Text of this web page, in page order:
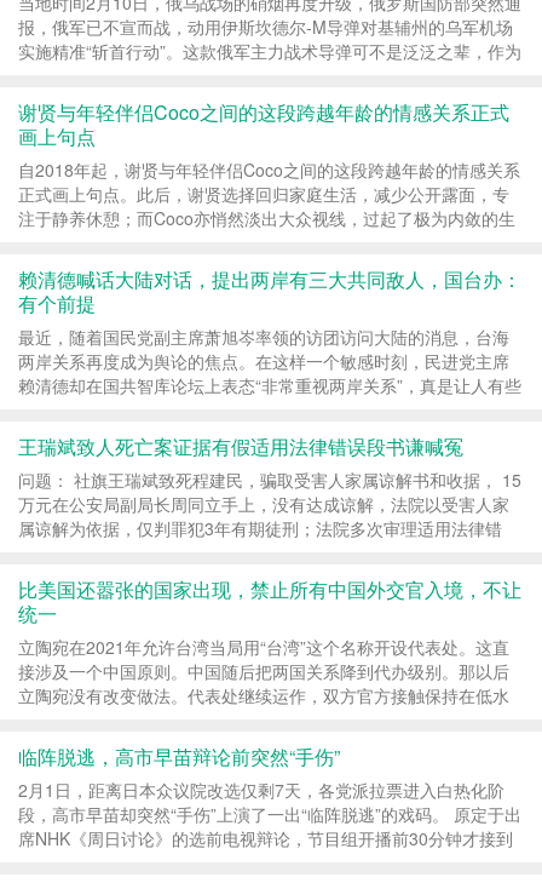
报，俄军已不宣而战，动用伊斯坎德尔-M导弹对基辅州的乌军机场
实施精准“斩首行动”。这款俄军主力战术导弹可不是泛泛之辈，作为
谢贤与年轻伴侣Coco之间的这段跨越年龄的情感关系正式
画上句点
自2018年起，谢贤与年轻伴侣Coco之间的这段跨越年龄的情感关系
正式画上句点。此后，谢贤选择回归家庭生活，减少公开露面，专
注于静养休憩；而Coco亦悄然淡出大众视线，过起了极为内敛的生
赖清德喊话大陆对话，提出两岸有三大共同敌人，国台办：
有个前提
最近，随着国民党副主席萧旭岑率领的访团访问大陆的消息，台海
两岸关系再度成为舆论的焦点。在这样一个敏感时刻，民进党主席
赖清德却在国共智库论坛上表态“非常重视两岸关系”，真是让人有些
王瑞斌致人死亡案证据有假适用法律错误段书谦喊冤
问题： 社旗王瑞斌致死程建民，骗取受害人家属谅解书和收据， 15
万元在公安局副局长周同立手上，没有达成谅解，法院以受害人家
属谅解为依据，仅判罪犯3年有期徒刑；法院多次审理适用法律错
比美国还嚣张的国家出现，禁止所有中国外交官入境，不让
统一
立陶宛在2021年允许台湾当局用“台湾”这个名称开设代表处。这直
接涉及一个中国原则。中国随后把两国关系降到代办级别。那以后
立陶宛没有改变做法。代表处继续运作，双方官方接触保持在低水
临阵脱逃，高市早苗辩论前突然“手伤”
2月1日，距离日本众议院改选仅剩7天，各党派拉票进入白热化阶
段，高市早苗却突然“手伤”上演了一出“临阵脱逃”的戏码。 原定于出
席NHK《周日讨论》的选前电视辩论，节目组开播前30分钟才接到